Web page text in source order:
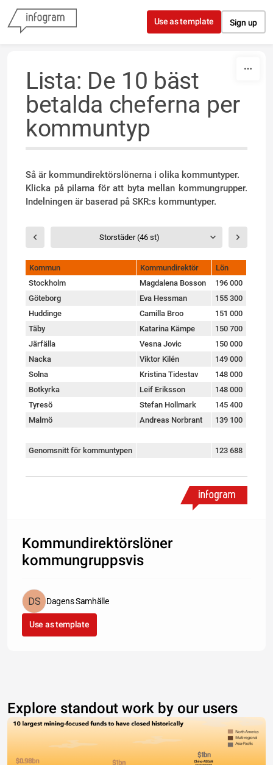
Skip to content
Use as template Sign up
Lista: De 10 bäst
betalda cheferna per
kommuntyp
Så är kommundirektörslönerna i olika kommuntyper.
Klicka på pilarna för att byta mellan kommungrupper.
Indelningen är baserad på SKR:s kommuntyper.
Storstäder (46 st)
Kommun Kommundirektör
Lön
Stockholm
Magdalena Bosson
196 000
Göteborg
Eva Hessman
155 300
Huddinge
Camilla Broo
151 000
Täby
Katarina Kämpe
150 700
Järfälla
Vesna Jovic
150 000
Nacka
Viktor Kilén
149 000
Solna
Kristina Tidestav
148 000
Botkyrka
Leif Eriksson
148 000
Tyresö
Stefan Hollmark
145 400
Malmö
Andreas Norbrant 139 100
Genomsnitt för kommuntypen 123 688
Kommundirektörslöner
kommungruppsvis
Dagens Samhälle
Use as template
Explore standout work by our users